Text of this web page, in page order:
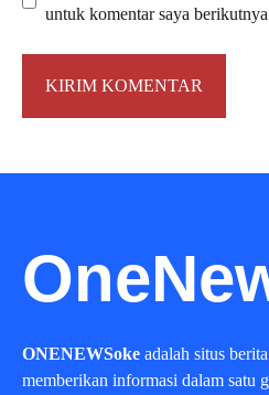
untuk komentar saya
ONENEWSoke adalah situs
memberikan informasi dalam satu